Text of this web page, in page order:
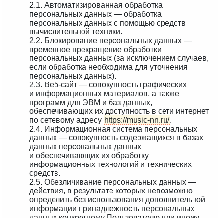
2.1. Автоматизированная обработка
персональных данных — обработка
персональных данных с помощью средств
вычислительной техники.
2.2. Блокирование персональных данных —
временное прекращение обработки
персональных данных (за исключением случаев,
если обработка необходима для уточнения
персональных данных).
2.3. Веб-сайт — совокупность графических
и информационных материалов, а также
программ для ЭВМ и баз данных,
обеспечивающих их доступность в сети интернет
по сетевому адресу https://music-nn.ru/.
2.4. Информационная система персональных
данных — совокупность содержащихся в базах
данных персональных данных
и обеспечивающих их обработку
информационных технологий и технических
средств.
2.5. Обезличивание персональных данных —
действия, в результате которых невозможно
определить без использования дополнительной
информации принадлежность персональных